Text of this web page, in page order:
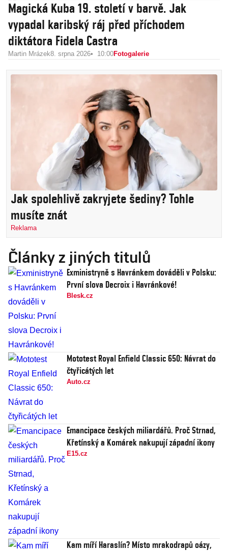
Magická Kuba 19. století v barvě. Jak
vypadal karibský ráj před příchodem
diktátora Fidela Castra
Martin Mrázek8. srpna 2026 10:00Fotogalerie
Jak spolehlivě zakryjete šediny? Tohle
musíte znát
Reklama
Články z jiných titulů
Exministryně s Havránkem dováděli v Polsku:
První slova Decroix i Havránkové!
Blesk.cz
Mototest Royal Enfield Classic 650: Návrat do
čtyřicátých let
Auto.cz
Emancipace českých miliardářů. Proč Strnad,
Křetínský a Komárek nakupují západní ikony
E15.cz
Kam míří Haraslín? Místo mrakodrapů oázy,